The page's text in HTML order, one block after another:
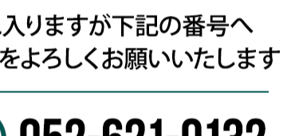
BLOG一覧に戻る